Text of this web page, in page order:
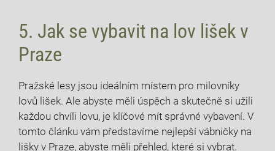
5. Jak se vybavit na lov lišek v
Praze
Pražské lesy jsou ideálním místem pro milovníky
lovů lišek. Ale abyste měli úspěch a skutečně si užili
každou chvíli lovu, je klíčové mít správné vybavení. V
tomto článku vám představíme nejlepší vábničky na
lišky v Praze, abyste měli přehled, které si vybrat.